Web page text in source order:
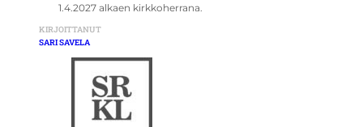
1.4.2027 alkaen kirkkoherrana.
KIRJOITTANUT
SARI SAVELA